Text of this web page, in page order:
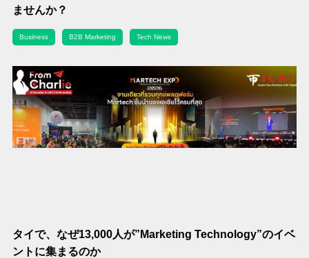
ませんか？
Business B2B Marketing Tech News
タイで、なぜ13,000人が”Marketing Technology”のイベ
ントに集まるのか